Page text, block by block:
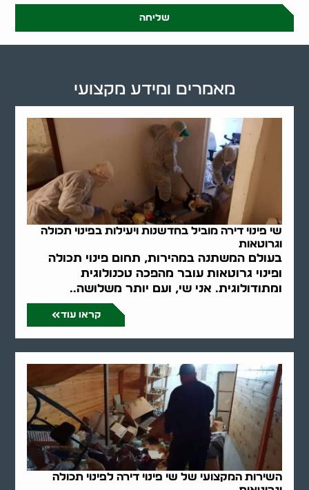
שליחה
שי פינוי דירה מוביל בחדשנות ויעילות בפינוי תכולה
וגרוטאות
בעולם המשתנה במהירות, תחום פינוי תכולה
ופינוי גרוטאות עובר מהפכה טכנולוגית
ומתודולוגית. אני שי, ועם יותר משלושה..
קראו עוד
השירות המקצועי של שי פינוי דירה לפינוי תכולה
מאמרים ומידע מקצועי